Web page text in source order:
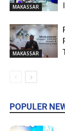
MAKASSAR
MAKASSAR
POPULER